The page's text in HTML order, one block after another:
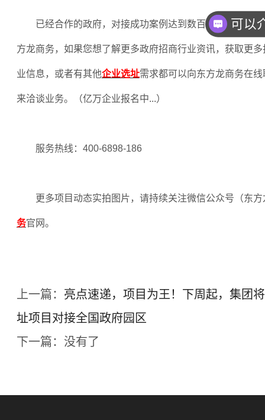
已经合作的政府，对接成功案例达到数百，欢迎企业
方龙商务，如果您想了解更多政府招商行业资讯，获取更
业信息，或者有其他企业选址需求都可以向东方龙商务在
来洽谈业务。（亿万企业报名中...）
服务热线： 400-6898-186
更多项目动态实拍图片，请持续关注微信公众号（东
务官网。
上一篇： 亮点速递，项目为王！下周起，集团
址项目对接全国政府园区
下一篇：没有了